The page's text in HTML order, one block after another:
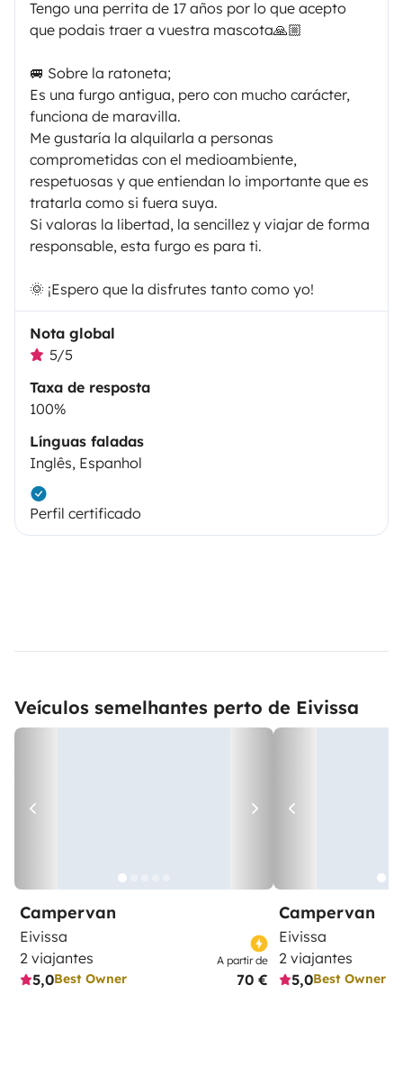
Tengo una perrita de 17 años por lo que acepto
que podais traer a vuestra mascota🙏🏼
🚐 Sobre la ratoneta;
Es una furgo antigua, pero con mucho carácter,
funciona de maravilla.
Me gustaría la alquilarla a personas
comprometidas con el medioambiente,
respetuosas y que entiendan lo importante que es
tratarla como si fuera suya.
Si valoras la libertad, la sencillez y viajar de forma
responsable, esta furgo es para ti.
🌞 ¡Espero que la disfrutes tanto como yo!
Nota global
5/5
Taxa de resposta
100%
Línguas faladas
Inglês, Espanhol
Perfil certificado
Veículos semelhantes perto de Eivissa
Campervan
Eivissa
2 viajantes
5,0Best Owner
A partir de
70 €
Campervan
Eivissa
2 viajantes
5,0Best Owner